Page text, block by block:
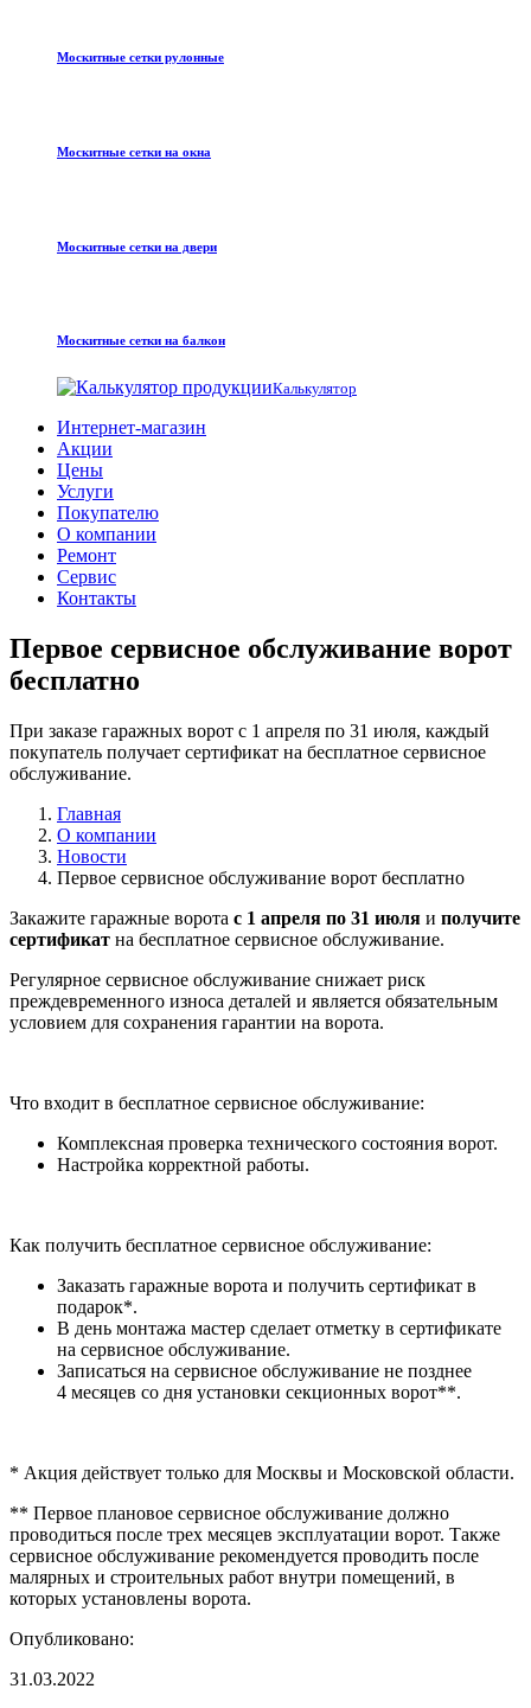
Москитные сетки рулонные
Москитные сетки на окна
Москитные сетки на двери
Москитные сетки на балкон
Калькулятор
Интернет-магазин
Акции
Цены
Услуги
Покупателю
О компании
Ремонт
Сервис
Контакты
Первое сервисное обслуживание ворот
бесплатно
При заказе гаражных ворот с 1 апреля по 31 июля, каждый
покупатель получает сертификат на бесплатное сервисное
обслуживание.
Главная
О компании
Новости
Первое сервисное обслуживание ворот бесплатно
Закажите гаражные ворота с 1 апреля по 31 июля и получите
сертификат на бесплатное сервисное обслуживание.
Регулярное сервисное обслуживание снижает риск
преждевременного износа деталей и является обязательным
условием для сохранения гарантии на ворота.
Что входит в бесплатное сервисное обслуживание:
Комплексная проверка технического состояния ворот.
Настройка корректной работы.
Как получить бесплатное сервисное обслуживание:
Заказать гаражные ворота и получить сертификат в
подарок*.
В день монтажа мастер сделает отметку в сертификате
на сервисное обслуживание.
Записаться на сервисное обслуживание не позднее
4 месяцев со дня установки секционных ворот**.
* Акция действует только для Москвы и Московской области.
** Первое плановое сервисное обслуживание должно
проводиться после трех месяцев эксплуатации ворот. Также
сервисное обслуживание рекомендуется проводить после
малярных и строительных работ внутри помещений, в
которых установлены ворота.
Опубликовано:
31.03.2022